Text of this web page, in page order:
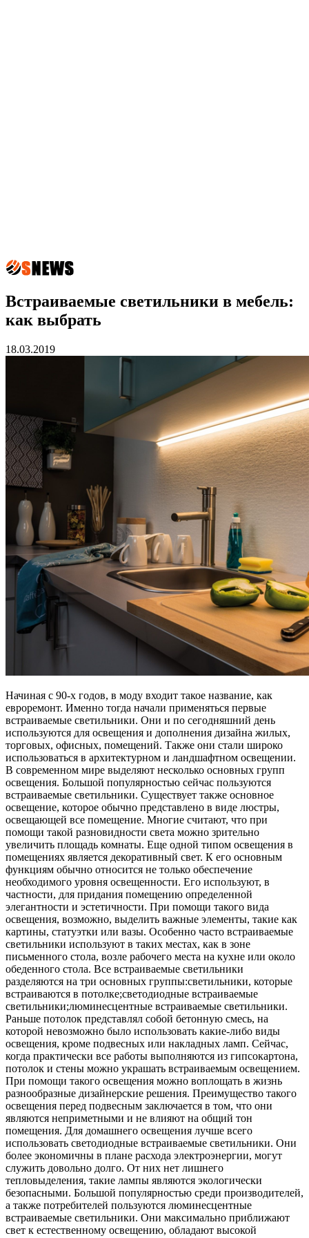
Встраиваемые светильники в мебель:
как выбрать
18.03.2019
Начиная с 90-х годов, в моду входит такое название, как
евроремонт. Именно тогда начали применяться первые
встраиваемые светильники. Они и по сегодняшний день
используются для освещения и дополнения дизайна жилых,
торговых, офисных, помещений. Также они стали широко
использоваться в архитектурном и ландшафтном освещении.
В современном мире выделяют несколько основных групп
освещения. Большой популярностью сейчас пользуются
встраиваемые светильники. Существует также основное
освещение, которое обычно представлено в виде люстры,
освещающей все помещение. Многие считают, что при
помощи такой разновидности света можно зрительно
увеличить площадь комнаты. Еще одной типом освещения в
помещениях является декоративный свет. К его основным
функциям обычно относится не только обеспечение
необходимого уровня освещенности. Его используют, в
частности, для придания помещению определенной
элегантности и эстетичности. При помощи такого вида
освещения, возможно, выделить важные элементы, такие как
картины, статуэтки или вазы. Особенно часто встраиваемые
светильники используют в таких местах, как в зоне
письменного стола, возле рабочего места на кухне или около
обеденного стола. Все встраиваемые светильники
разделяются на три основных группы:светильники, которые
встраиваются в потолке;светодиодные встраиваемые
светильники;люминесцентные встраиваемые светильники.
Раньше потолок представлял собой бетонную смесь, на
которой невозможно было использовать какие-либо виды
освещения, кроме подвесных или накладных ламп. Сейчас,
когда практически все работы выполняются из гипсокартона,
потолок и стены можно украшать встраиваемым освещением.
При помощи такого освещения можно воплощать в жизнь
разнообразные дизайнерские решения. Преимущество такого
освещения перед подвесным заключается в том, что они
являются неприметными и не влияют на общий тон
помещения. Для домашнего освещения лучше всего
использовать светодиодные встраиваемые светильники. Они
более экономичны в плане расхода электроэнергии, могут
служить довольно долго. От них нет лишнего
тепловыделения, такие лампы являются экологически
безопасными. Большой популярностью среди производителей,
а также потребителей пользуются люминесцентные
встраиваемые светильники. Они максимально приближают
свет к естественному освещению, обладают высокой